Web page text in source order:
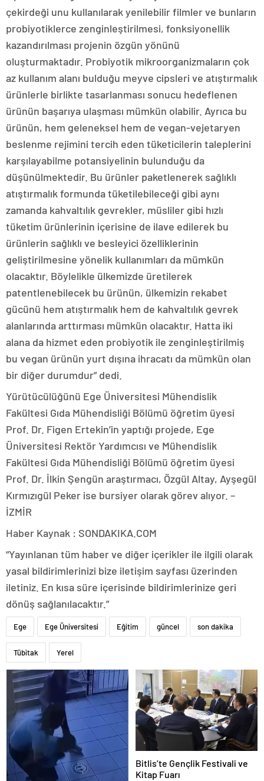
çekirdeği unu kullanılarak yenilebilir filmler ve bunların
probiyotiklerce zenginleştirilmesi, fonksiyonellik
kazandırılması projenin özgün yönünü
oluşturmaktadır. Probiyotik mikroorganizmaların çok
az kullanım alanı bulduğu meyve cipsleri ve atıştırmalık
ürünlerle birlikte tasarlanması sonucu hedeflenen
ürünün başarıya ulaşması mümkün olabilir. Ayrıca bu
ürünün, hem geleneksel hem de vegan-vejetaryen
beslenme rejimini tercih eden tüketicilerin taleplerini
karşılayabilme potansiyelinin bulunduğu da
düşünülmektedir. Bu ürünler paketlenerek sağlıklı
atıştırmalık formunda tüketilebileceği gibi aynı
zamanda kahvaltılık gevrekler, müsliler gibi hızlı
tüketim ürünlerinin içerisine de ilave edilerek bu
ürünlerin sağlıklı ve besleyici özelliklerinin
geliştirilmesine yönelik kullanımları da mümkün
olacaktır. Böylelikle ülkemizde üretilerek
patentlenebilecek bu ürünün, ülkemizin rekabet
gücünü hem atıştırmalık hem de kahvaltılık gevrek
alanlarında arttırması mümkün olacaktır. Hatta iki
alana da hizmet eden probiyotik ile zenginleştirilmiş
bu vegan ürünün yurt dışına ihracatı da mümkün olan
bir diğer durumdur” dedi.
Yürütücülüğünü Ege Üniversitesi Mühendislik
Fakültesi Gıda Mühendisliği Bölümü öğretim üyesi
Prof. Dr. Figen Ertekin’in yaptığı projede, Ege
Üniversitesi Rektör Yardımcısı ve Mühendislik
Fakültesi Gıda Mühendisliği Bölümü öğretim üyesi
Prof. Dr. İlkin Şengün araştırmacı, Özgül Altay, Ayşegül
Kırmızıgül Peker ise bursiyer olarak görev alıyor. –
İZMİR
Haber Kaynak : SONDAKIKA.COM
“Yayınlanan tüm haber ve diğer içerikler ile ilgili olarak
yasal bildirimlerinizi bize iletişim sayfası üzerinden
iletiniz. En kısa süre içerisinde bildirimlerinize geri
dönüş sağlanılacaktır.”
Ege Ege Üniversitesi Eğitim güncel son dakika
Tübitak Yerel
Bitlis’te Gençlik Festivali ve
Kitap Fuarı